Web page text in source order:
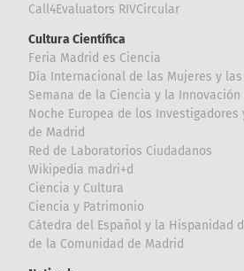
Call4Evaluators RIVCircular
Cultura Científica
Feria Madrid es Ciencia
Día Internacional de las Mujeres y
Semana de la Ciencia y la Innovación
Noche Europea de los
de Madrid
Red de Laboratorios Ciudadanos
Wikipedia madri+d
Ciencia y Cultura
Ciencia y Patrimonio
Cátedra del Español y la Hispanidad
de la Comunidad de Madrid